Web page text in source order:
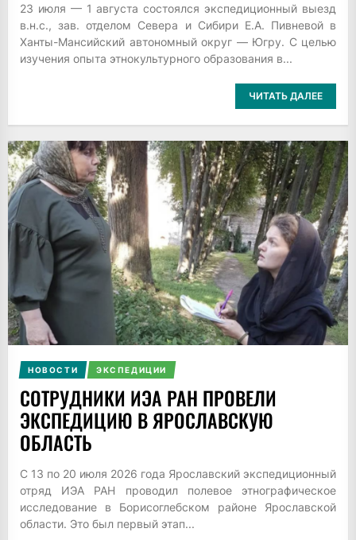
23 июля — 1 августа состоялся экспедиционный выезд
в.н.с., зав. отделом Севера и Сибири Е.А. Пивневой в
Ханты-Мансийский автономный округ — Югру. С целью
изучения опыта этнокультурного образования в...
ЧИТАТЬ ДАЛЕЕ
НОВОСТИ ЭКСПЕДИЦИИ
СОТРУДНИКИ ИЭА РАН ПРОВЕЛИ
ЭКСПЕДИЦИЮ В ЯРОСЛАВСКУЮ
ОБЛАСТЬ
С 13 по 20 июля 2026 года Ярославский экспедиционный
отряд ИЭА РАН проводил полевое этнографическое
исследование в Борисоглебском районе Ярославской
области. Это был первый этап...